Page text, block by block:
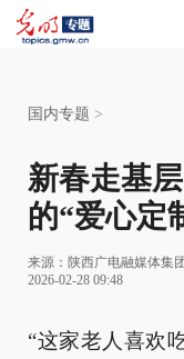
国内专题 >
新春走基
的“爱心定
来源： 陕西广电融媒体集
2026-02-28 09:48
“这家老人喜欢